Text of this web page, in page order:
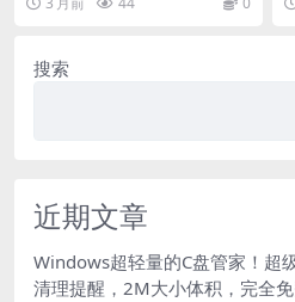
告拦...
搜索
近期文章
Windows超轻量的C盘管家！超
清理提醒，2M大小体积，完全